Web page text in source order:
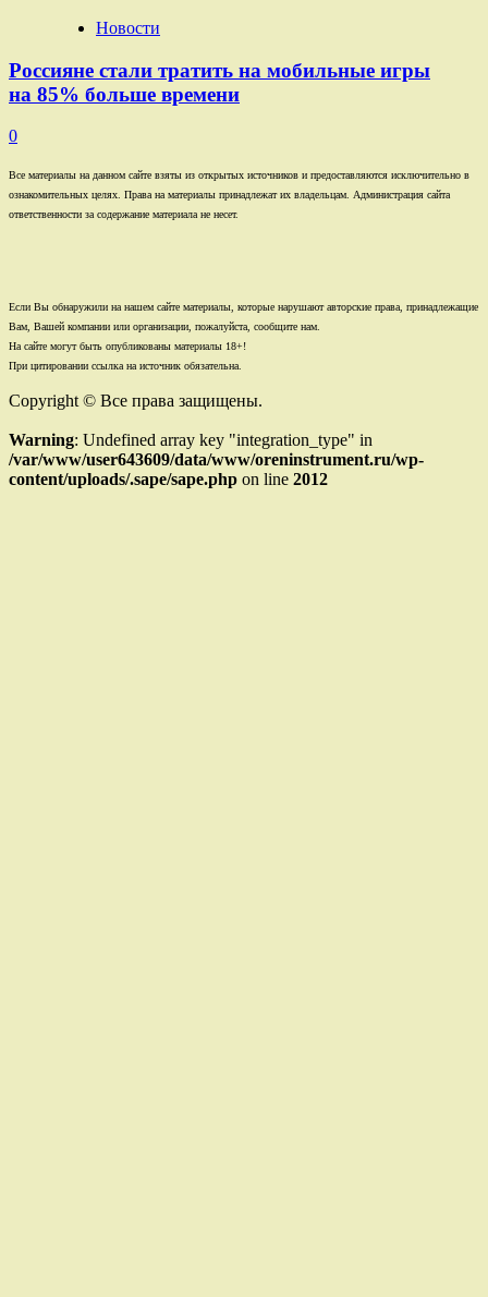
Новости
Россияне стали тратить на мобильные игры
на 85% больше времени
0
Все материалы на данном сайте взяты из открытых источников и предоставляются исключительно в
ознакомительных целях. Права на материалы принадлежат их владельцам. Администрация сайта
ответственности за содержание материала не несет.
Если Вы обнаружили на нашем сайте материалы, которые нарушают авторские права, принадлежащие
Вам, Вашей компании или организации, пожалуйста, сообщите нам.
На сайте могут быть опубликованы материалы 18+!
При цитировании ссылка на источник обязательна.
Copyright © Все права защищены.
Warning: Undefined array key "integration_type" in
/var/www/user643609/data/www/oreninstrument.ru/wp-
content/uploads/.sape/sape.php on line 2012